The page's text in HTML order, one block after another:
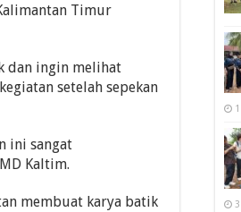
Timur
dan ingin melihat
setelah sepekan
ini sangat
Kaltim.
membuat karya batik